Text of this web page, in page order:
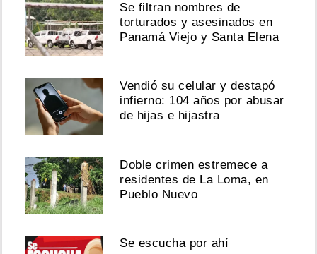
Se filtran nombres de
torturados y asesinados en
Panamá Viejo y Santa Elena
Vendió su celular y destapó
infierno: 104 años por abusar
de hijas e hijastra
Doble crimen estremece a
residentes de La Loma, en
Pueblo Nuevo
Se escucha por ahí